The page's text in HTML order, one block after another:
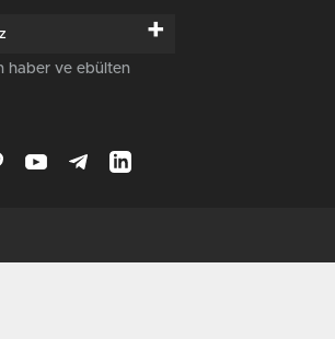
+
haber ve ebülten